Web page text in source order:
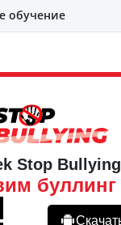
обучение
Stop
буллинг